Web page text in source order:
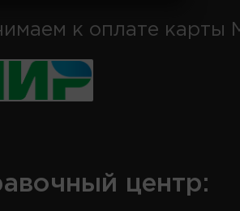
к оплате карты
центр: